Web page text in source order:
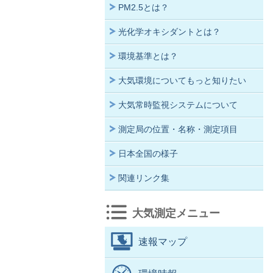
PM2.5とは？
光化学オキシダントとは？
環境基準とは？
大気環境についてもっと知りたい
大気常時監視システムについて
測定局の位置・名称・測定項目
日本全国の様子
関連リンク集
大気測定メニュー
速報マップ